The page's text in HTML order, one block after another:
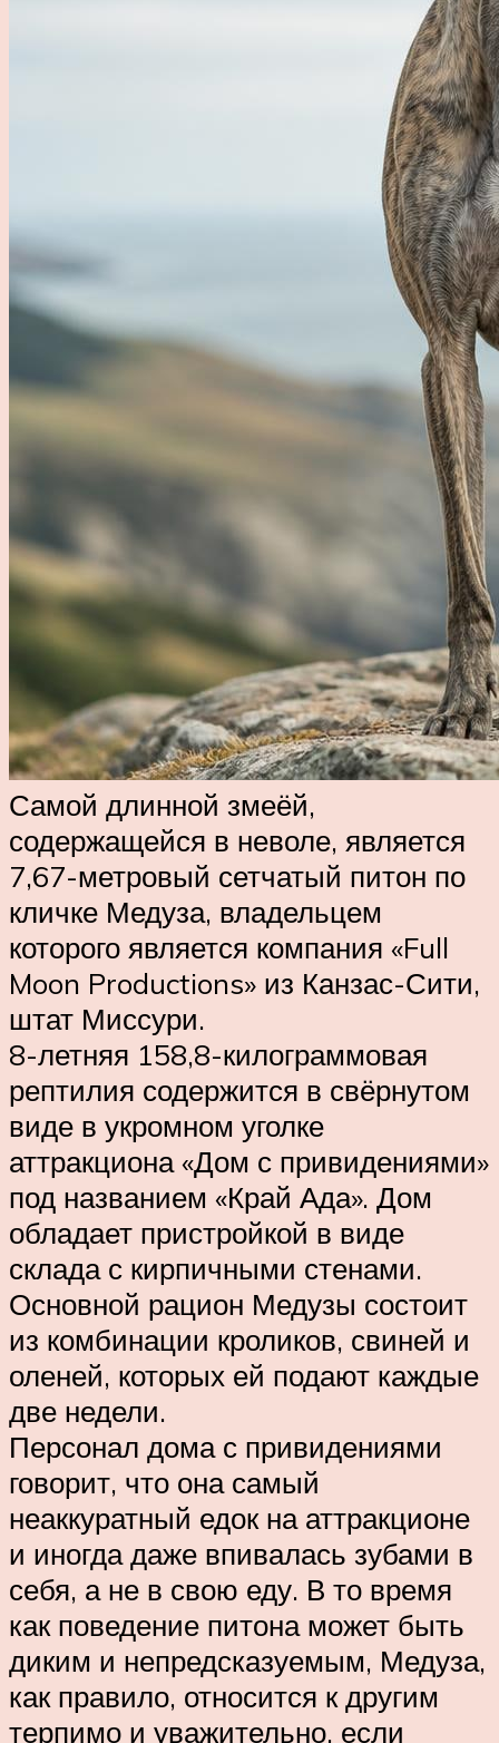
Самой длинной змеёй,
содержащейся в неволе, является
7,67-метровый сетчатый питон по
кличке Медуза, владельцем
которого является компания «Full
Moon Productions» из Канзас-Сити,
штат Миссури.
8-летняя 158,8-килограммовая
рептилия содержится в свёрнутом
виде в укромном уголке
аттракциона «Дом с привидениями»
под названием «Край Ада». Дом
обладает пристройкой в виде
склада с кирпичными стенами.
Основной рацион Медузы состоит
из комбинации кроликов, свиней и
оленей, которых ей подают каждые
две недели.
Персонал дома с привидениями
говорит, что она самый
неаккуратный едок на аттракционе
и иногда даже впивалась зубами в
себя, а не в свою еду. В то время
как поведение питона может быть
диким и непредсказуемым, Медуза,
как правило, относится к другим
терпимо и уважительно, если